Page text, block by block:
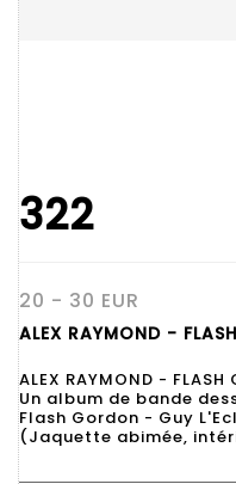
322
20 - 30 EUR
ALEX RAYMOND -
ALEX RAYMOND - FLASH
Un album de bande
Flash Gordon - Guy
(Jaquette abimée,